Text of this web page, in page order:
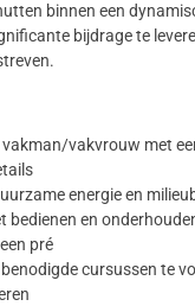
binnen een
bijdrage te
vakman/vakvrouw met
energie en
bedienen en
pré
cursussen te